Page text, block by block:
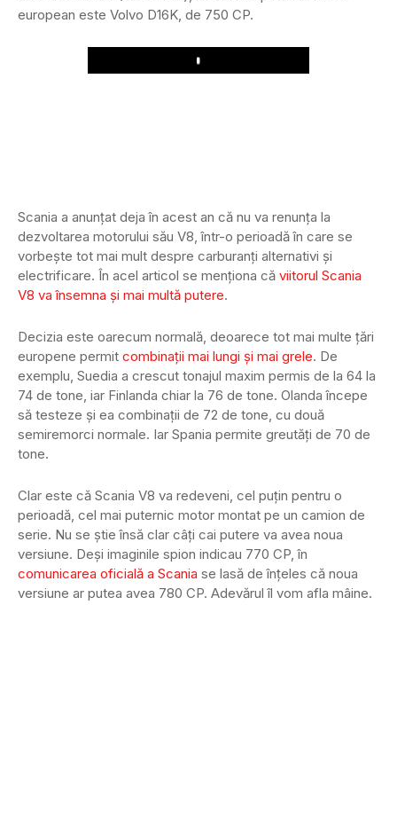
european este Volvo D16K, de 750 CP.
Play
Scania a anunțat deja în acest an că nu va renunța la
dezvoltarea motorului său V8, într-o perioadă în care se
vorbește tot mai mult despre carburanți alternativi și
electrificare. În acel articol se menționa că viitorul Scania
V8 va însemna și mai multă putere.
Decizia este oarecum normală, deoarece tot mai multe țări
europene permit combinații mai lungi și mai grele. De
exemplu, Suedia a crescut tonajul maxim permis de la 64 la
74 de tone, iar Finlanda chiar la 76 de tone. Olanda începe
să testeze și ea combinații de 72 de tone, cu două
semiremorci normale. Iar Spania permite greutăți de 70 de
tone.
Clar este că Scania V8 va redeveni, cel puțin pentru o
perioadă, cel mai puternic motor montat pe un camion de
serie. Nu se știe însă clar câți cai putere va avea noua
versiune. Deși imaginile spion indicau 770 CP, în
comunicarea oficială a Scania se lasă de înțeles că noua
versiune ar putea avea 780 CP. Adevărul îl vom afla mâine.